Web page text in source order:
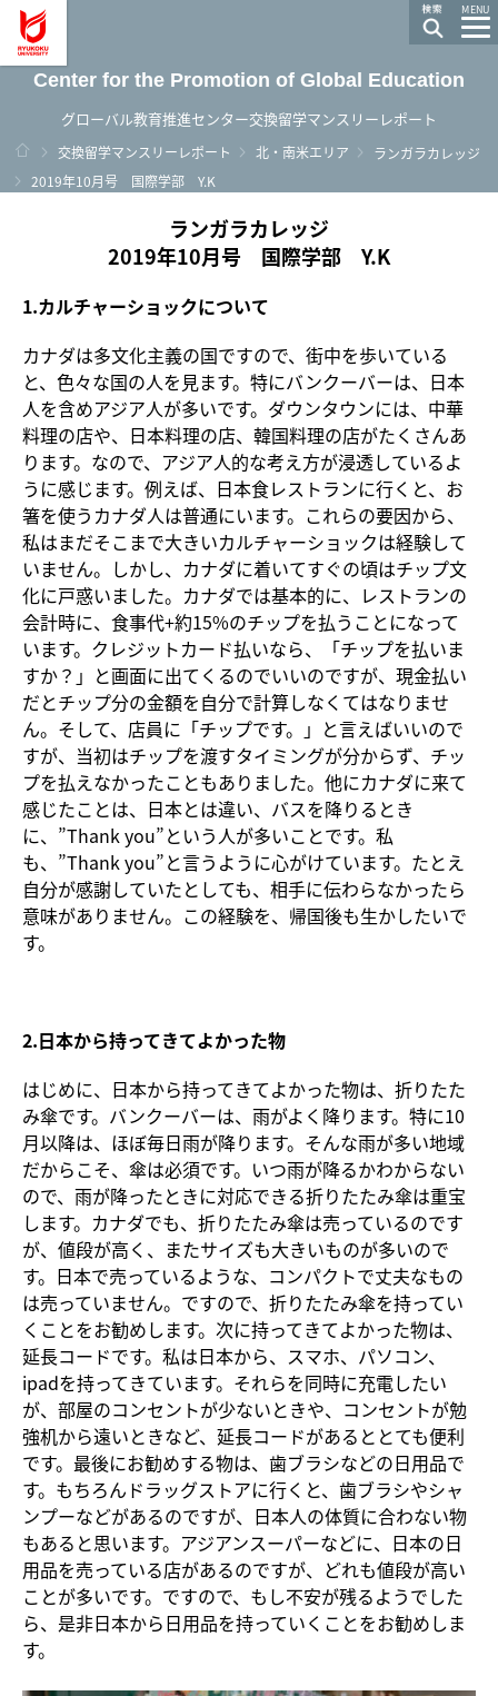
MENU
Center for the Promotion of Global Education
グローバル教育推進センター交換留学マンスリーレポート
ホーム
交換留学マンスリーレポート 北・南米エリア
ランガラカレッジ
2019年10月号 国際学部 Y.K
ランガラカレッジ
2019年10月号 国際学部 Y.K
1.カルチャーショックについて
カナダは多文化主義の国ですので、街中を歩いている
と、色々な国の人を見ます。特にバンクーバーは、日本
人を含めアジア人が多いです。ダウンタウンには、中華
料理の店や、日本料理の店、韓国料理の店がたくさんあ
ります。なので、アジア人的な考え方が浸透しているよ
うに感じます。例えば、日本食レストランに行くと、お
箸を使うカナダ人は普通にいます。これらの要因から、
私はまだそこまで大きいカルチャーショックは経験して
いません。しかし、カナダに着いてすぐの頃はチップ文
化に戸惑いました。カナダでは基本的に、レストランの
会計時に、食事代+約15%のチップを払うことになって
います。クレジットカード払いなら、「チップを払いま
すか？」と画面に出てくるのでいいのですが、現金払い
だとチップ分の金額を自分で計算しなくてはなりませ
ん。そして、店員に「チップです。」と言えばいいので
すが、当初はチップを渡すタイミングが分からず、チッ
プを払えなかったこともありました。他にカナダに来て
感じたことは、日本とは違い、バスを降りるとき
に、”Thank you”という人が多いことです。私
も、”Thank you”と言うように心がけています。たとえ
自分が感謝していたとしても、相手に伝わらなかったら
意味がありません。この経験を、帰国後も生かしたいで
す。
2.日本から持ってきてよかった物
はじめに、日本から持ってきてよかった物は、折りたた
み傘です。バンクーバーは、雨がよく降ります。特に10
月以降は、ほぼ毎日雨が降ります。そんな雨が多い地域
だからこそ、傘は必須です。いつ雨が降るかわからない
ので、雨が降ったときに対応できる折りたたみ傘は重宝
します。カナダでも、折りたたみ傘は売っているのです
が、値段が高く、またサイズも大きいものが多いので
す。日本で売っているような、コンパクトで丈夫なもの
は売っていません。ですので、折りたたみ傘を持ってい
くことをお勧めします。次に持ってきてよかった物は、
延長コードです。私は日本から、スマホ、パソコン、
ipadを持ってきています。それらを同時に充電したい
が、部屋のコンセントが少ないときや、コンセントが勉
強机から遠いときなど、延長コードがあるととても便利
です。最後にお勧めする物は、歯ブラシなどの日用品で
す。もちろんドラッグストアに行くと、歯ブラシやシャ
ンプーなどがあるのですが、日本人の体質に合わない物
もあると思います。アジアンスーパーなどに、日本の日
用品を売っている店があるのですが、どれも値段が高い
ことが多いです。ですので、もし不安が残るようでした
ら、是非日本から日用品を持っていくことをお勧めしま
す。